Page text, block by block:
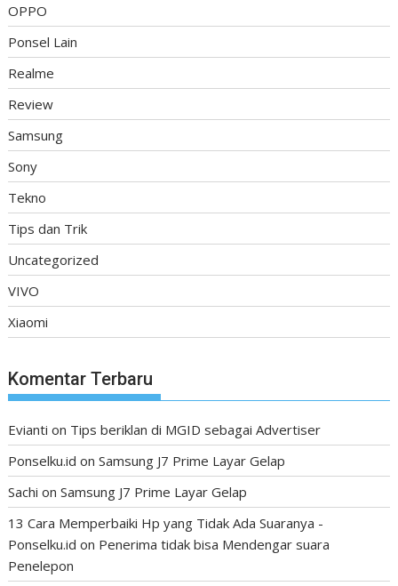
OPPO
Ponsel Lain
Realme
Review
Samsung
Sony
Tekno
Tips dan Trik
Uncategorized
VIVO
Xiaomi
Komentar Terbaru
Evianti on Tips beriklan di MGID sebagai Advertiser
Ponselku.id onSamsung J7 Prime Layar Gelap
Sachi onSamsung J7 Prime Layar Gelap
13 Cara Memperbaiki Hp yang Tidak Ada Suaranya -
Ponselku.id on Penerima tidak bisa Mendengar suara
Penelepon